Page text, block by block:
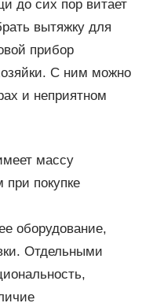
до сих пор витает
вытяжку для
прибор
С ним можно
и неприятном
массу
покупке
оборудование,
Отдельными